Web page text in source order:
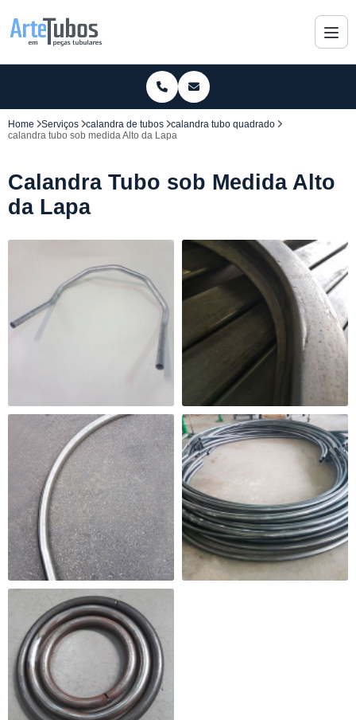
Home Serviços calandra de tubos
calandra tubo quadrado
calandra tubo sob medida Alto da Lapa
Calandra Tubo sob Medida Alto
da Lapa